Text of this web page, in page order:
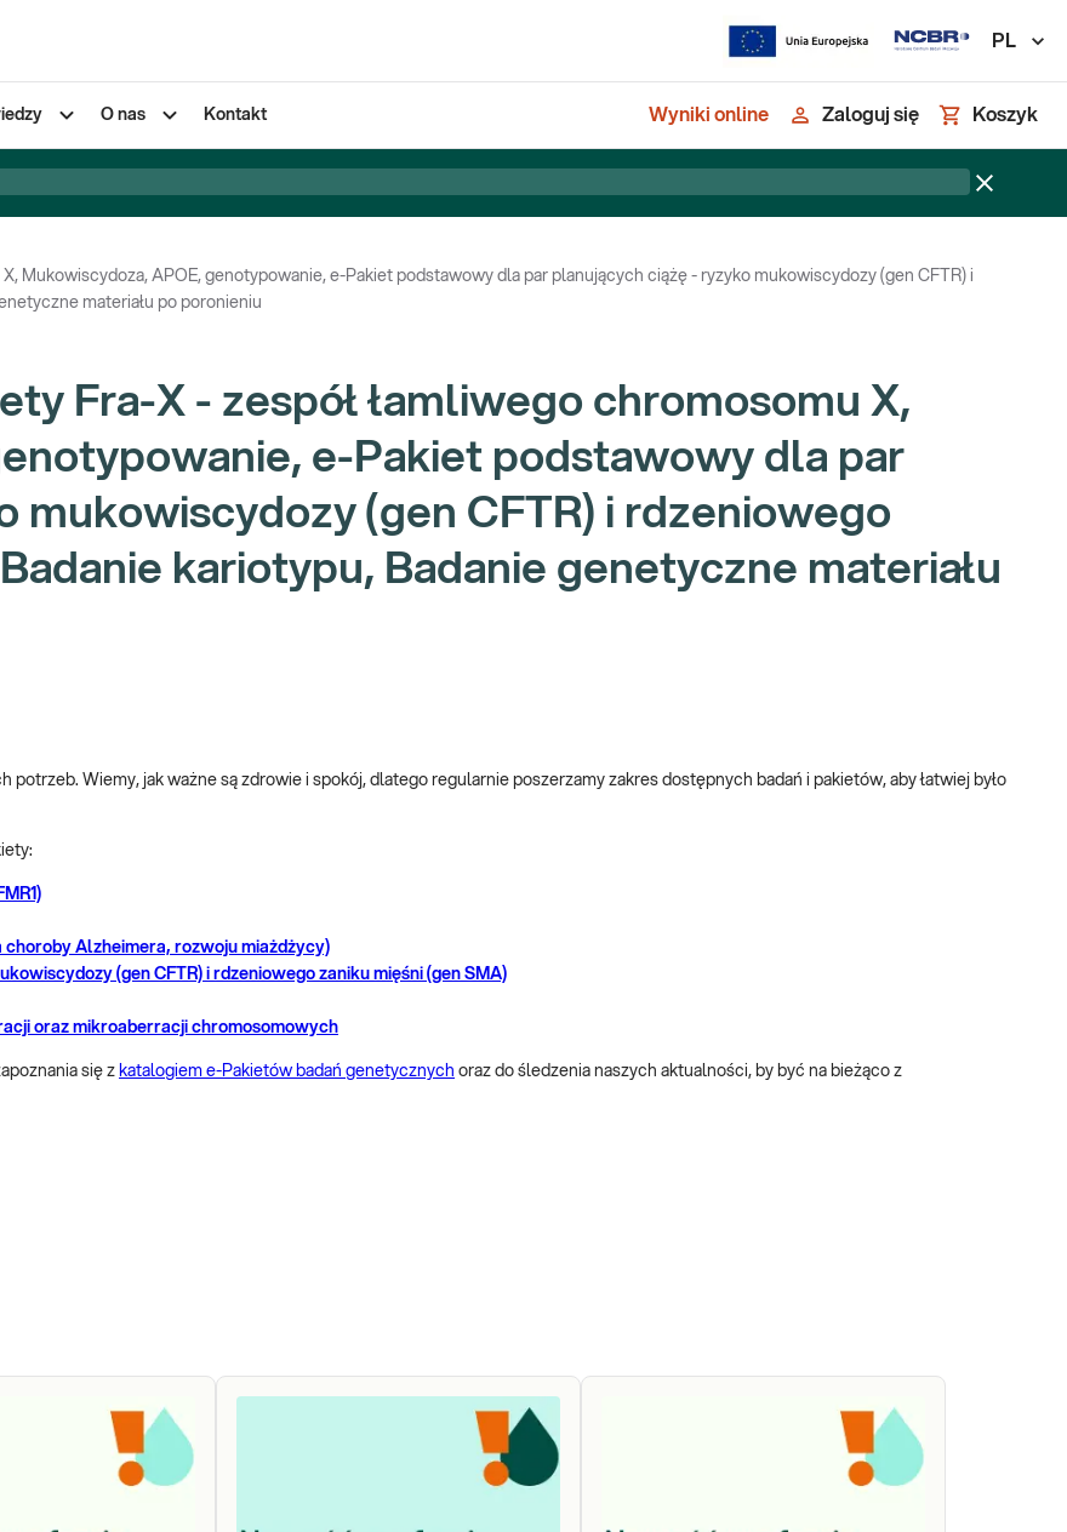
PL
O nas Kontakt Wyniki online Zaloguj się Koszyk
Mukowiscydoza, APOE, genotypowanie, e-Pakiet podstawowy dla par planujących ciążę - ryzyko mukowiscydozy (gen CFTR) i
materiału po poronieniu
Fra-X - zespół łamliwego chromosomu X,
e-Pakiet podstawowy dla par
mukowiscydozy (gen CFTR) i rdzeniowego
kariotypu, Badanie genetyczne materiału
potrzeb. Wiemy, jak ważne są zdrowie i spokój, dlatego regularnie poszerzamy zakres dostępnych badań i pakietów, aby łatwiej było
Alzheimera, rozwoju miażdżycy)
(gen CFTR) i rdzeniowego zaniku mięśni (gen SMA)
oraz mikroaberracji chromosomowych
się z katalogiem e-Pakietów badań genetycznych oraz do śledzenia naszych aktualności, by być na bieżąco z